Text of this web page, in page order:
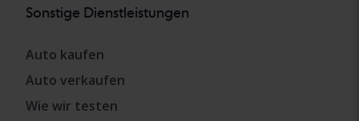
Sonstige Dienstleistungen
Auto kaufen
Auto verkaufen
Wie wir testen